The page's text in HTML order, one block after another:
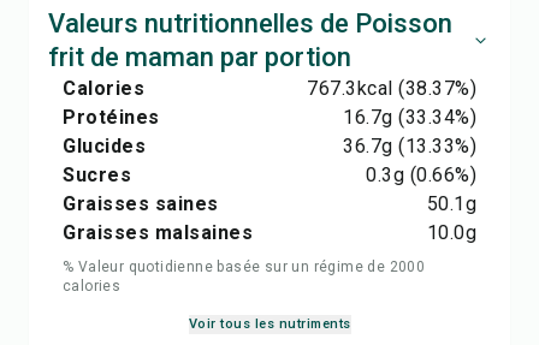
Valeurs nutritionnelles de Poisson
frit de maman par portion
Calories 767.3kcal (38.37%)
Protéines
16.7g (33.34%)
Glucides
36.7g (13.33%)
Sucres
0.3g (0.66%)
Graisses saines
50.1g
Graisses malsaines
10.0g
% Valeur quotidienne basée sur un régime de 2000
calories
Voir tous les nutriments